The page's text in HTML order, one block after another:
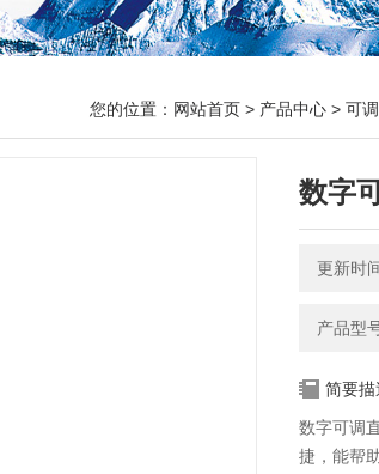
您的位置： 网站首页 > 产品中心 > 可
数字
更新时
产品型
简要描
数字可调
捷，能帮